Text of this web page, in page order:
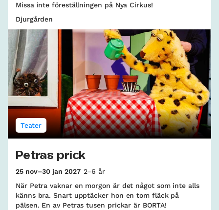
Missa inte föreställningen på Nya Cirkus!
Djurgården
Teater
Petras prick
25 nov–30 jan 2027 2–6 år
När Petra vaknar en morgon är det något som inte alls
känns bra. Snart upptäcker hon en tom fläck på
pälsen. En av Petras tusen prickar är BORTA!